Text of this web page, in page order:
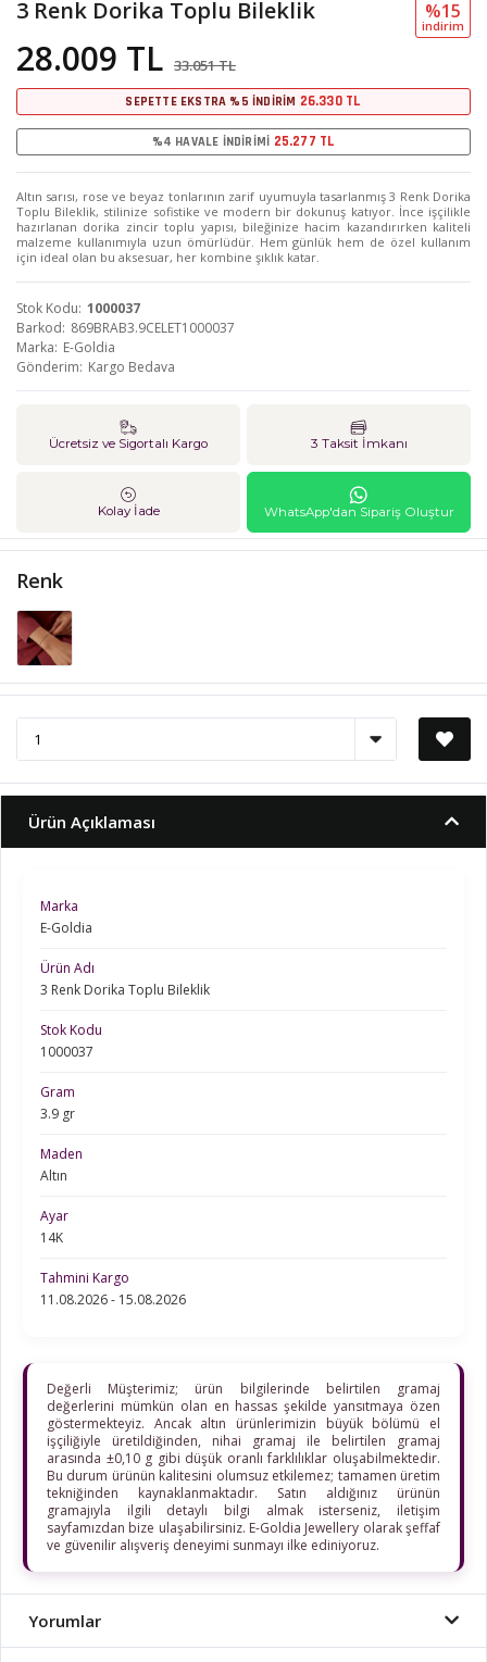
3 Renk Dorika Toplu Bileklik
28.009 TL 33.051 TL
%15
i̇ndi̇ri̇m
SEPETTE EKSTRA %5 İNDİRİM 26.330 TL
%4 HAVALE İNDİRİMİ 25.277 TL
Altın sarısı, rose ve beyaz tonlarının zarif uyumuyla tasarlanmış 3 Renk Dorika
Toplu Bileklik, stilinize sofistike ve modern bir dokunuş katıyor. İnce işçilikle
hazırlanan dorika zincir toplu yapısı, bileğinize hacim kazandırırken kaliteli
malzeme kullanımıyla uzun ömürlüdür. Hem günlük hem de özel kullanım
için ideal olan bu aksesuar, her kombine şıklık katar.
Stok Kodu 1000037
Barkod 869BRAB3.9CELET1000037
Marka E-Goldia
Gönderim Kargo Bedava
Ücretsiz ve Sigortalı Kargo 3 Taksit İmkanı
Kolay İade WhatsApp'dan Sipariş Oluştur
Renk
Ürün Açıklaması
Marka
E-Goldia
Ürün Adı
3 Renk Dorika Toplu Bileklik
Stok Kodu
1000037
Gram
3.9 gr
Maden
Altın
Ayar
14K
Tahmini Kargo
11.08.2026 - 15.08.2026
Değerli Müşterimiz; ürün bilgilerinde belirtilen gramaj
değerlerini mümkün olan en hassas şekilde yansıtmaya özen
göstermekteyiz. Ancak altın ürünlerimizin büyük bölümü el
işçiliğiyle üretildiğinden, nihai gramaj ile belirtilen gramaj
arasında ±0,10 g gibi düşük oranlı farklılıklar oluşabilmektedir.
Bu durum ürünün kalitesini olumsuz etkilemez; tamamen üretim
tekniğinden kaynaklanmaktadır. Satın aldığınız ürünün
gramajıyla ilgili detaylı bilgi almak isterseniz, iletişim
sayfamızdan bize ulaşabilirsiniz. E-Goldia Jewellery olarak şeffaf
ve güvenilir alışveriş deneyimi sunmayı ilke ediniyoruz.
Yorumlar